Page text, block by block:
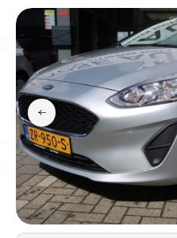
DIENSTEN
OVER ONS
CONTACT
VACATURES
VERKOCHT